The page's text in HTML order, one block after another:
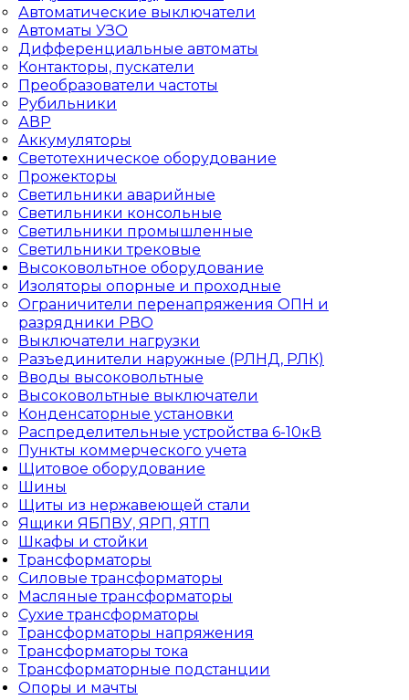
Автоматические выключатели
Автоматы УЗО
Дифференциальные автоматы
Контакторы, пускатели
Преобразователи частоты
Рубильники
АВР
Аккумуляторы
Светотехническое оборудование
Прожекторы
Светильники аварийные
Светильники консольные
Светильники промышленные
Светильники трековые
Высоковольтное оборудование
Изоляторы опорные и проходные
Ограничители перенапряжения ОПН и
разрядники РВО
Выключатели нагрузки
Разъединители наружные (РЛНД, РЛК)
Вводы высоковольтные
Высоковольтные выключатели
Конденсаторные установки
Распределительные устройства 6-10кВ
Пункты коммерческого учета
Щитовое оборудование
Шины
Щиты из нержавеющей стали
Ящики ЯБПВУ, ЯРП, ЯТП
Шкафы и стойки
Трансформаторы
Силовые трансформаторы
Масляные трансформаторы
Сухие трансформаторы
Трансформаторы напряжения
Трансформаторы тока
Трансформаторные подстанции
Опоры и мачты